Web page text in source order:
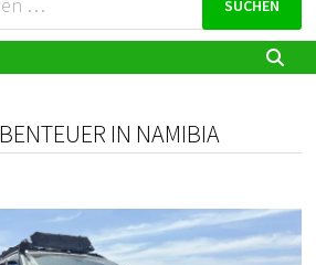
IN NAMIBIA